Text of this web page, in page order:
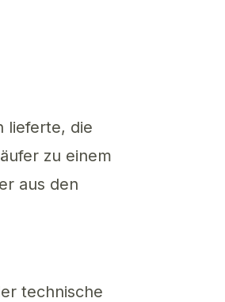
lieferte, die
zu einem
aus den
technische